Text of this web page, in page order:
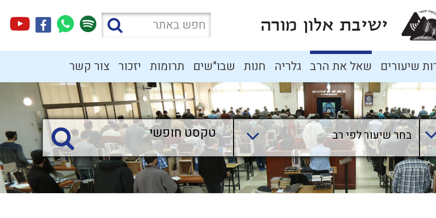
שיעורים שאל את הרב גלריה חנות שבו"שים תרומות יזכור צור קשר
בחר שיעור לפי רב